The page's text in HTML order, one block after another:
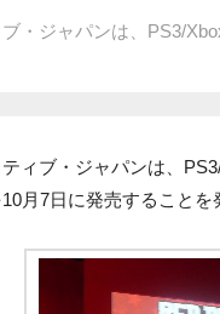
・ジャパンは、PS3/
ィブ・ジャパンは、
月7日に発売することを